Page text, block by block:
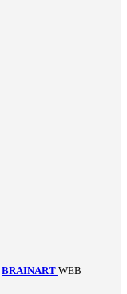
BRAINART WEB